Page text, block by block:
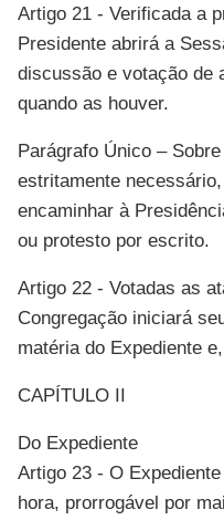
Artigo 21 - Verificada a
Presidente abrirá a
discussão e votação de
quando as houver.
Parágrafo Único –
estritamente
encaminhar à
ou protesto por escrito.
Artigo 22 - Votadas as
Congregação iniciará
matéria do Expediente
CAPÍTULO II
Do Expediente
Artigo 23 - O
hora, prorrogável por